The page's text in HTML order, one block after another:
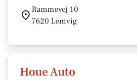
Rammevej 10
7620 Lemvig
Houe Auto